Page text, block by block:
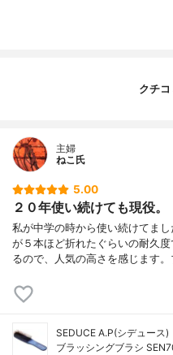
クチ
主婦
ねこ氏
5.00
２０年使い続けても現役。
私が中学の時から使い続けてま
が５本ほど折れたぐらいの耐久
るので、人気の高さを感じます
SEDUCE A.P(シデュース)
ブラッシングブラシ